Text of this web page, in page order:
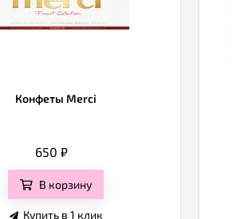
Конфеты Merci
650 ₽
В корзину
Купить в 1 клик